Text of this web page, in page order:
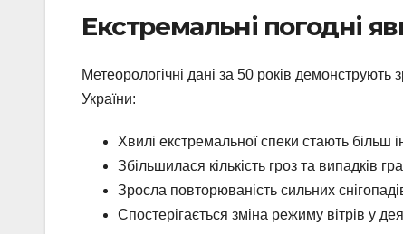
Екстремальні погодні
Метеорологічні дані за 50 років
України:
Хвилі екстремальної спеки стають більш
Збільшилася кількість гроз та випадків
Зросла повторюваність сильних
Спостерігається зміна режиму вітрів у